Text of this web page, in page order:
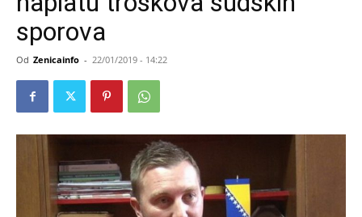
sporova
Od Zenicainfo - 22/01/2019 - 14:22